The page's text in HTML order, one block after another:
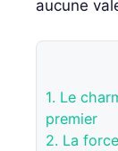
aucune
1. Le
premier
2. La